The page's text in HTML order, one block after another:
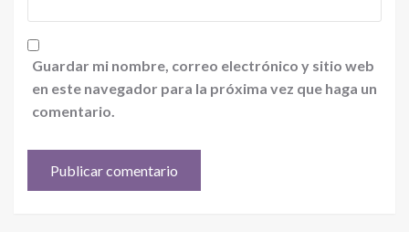
Guardar mi nombre, correo electrónico y sitio web
en este navegador para la próxima vez que haga un
comentario.